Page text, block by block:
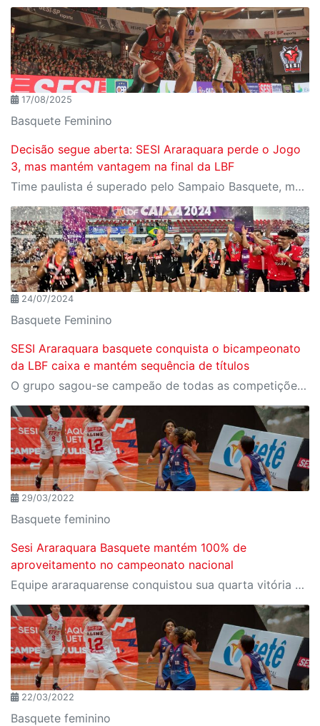
17/08/2025
Basquete Feminino
Decisão segue aberta: SESI Araraquara perde o Jogo
3, mas mantém vantagem na final da LBF
Time paulista é superado pelo Sampaio Basquete, mas segue na frente por 2 a 1 e conta com a torcida para buscar o tri
24/07/2024
Basquete Feminino
SESI Araraquara basquete conquista o bicampeonato
da LBF caixa e mantém sequência de títulos
O grupo sagou-se campeão de todas as competições que compõem o calendário do basquete feminino disputados em 2024
29/03/2022
Basquete feminino
Sesi Araraquara Basquete mantém 100% de
aproveitamento no campeonato nacional
Equipe araraquarense conquistou sua quarta vitória na tarde do último sábado
22/03/2022
Basquete feminino